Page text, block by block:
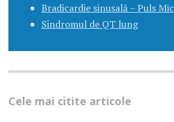
Bradicardie sinusală – Puls Mic
Sindromul de QT lung
Cele mai citite articole